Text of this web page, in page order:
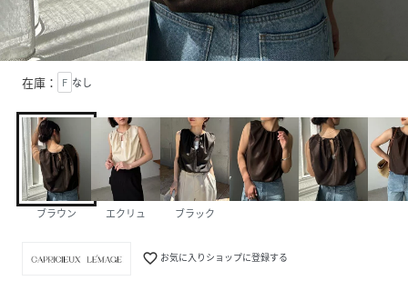
在庫： F なし
ブラウン エクリュ ブラック
favorite_border お気に入りショップに登録する